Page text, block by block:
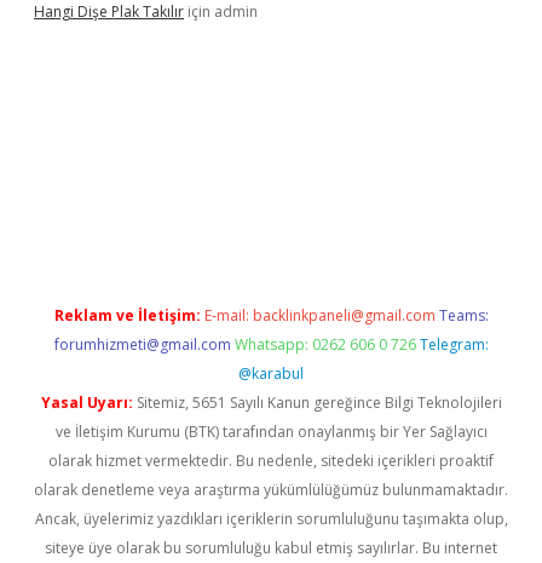
Hangi Dişe Plak Takılır için admin
Reklam ve İletişim: E-mail: backlinkpaneli@gmail.com Teams:
forumhizmeti@gmail.com Whatsapp: 0262 606 0 726 Telegram:
@karabul
Yasal Uyarı: Sitemiz, 5651 Sayılı Kanun gereğince Bilgi Teknolojileri
ve İletişim Kurumu (BTK) tarafından onaylanmış bir Yer Sağlayıcı
olarak hizmet vermektedir. Bu nedenle, sitedeki içerikleri proaktif
olarak denetleme veya araştırma yükümlülüğümüz bulunmamaktadır.
Ancak, üyelerimiz yazdıkları içeriklerin sorumluluğunu taşımakta olup,
siteye üye olarak bu sorumluluğu kabul etmiş sayılırlar. Bu internet